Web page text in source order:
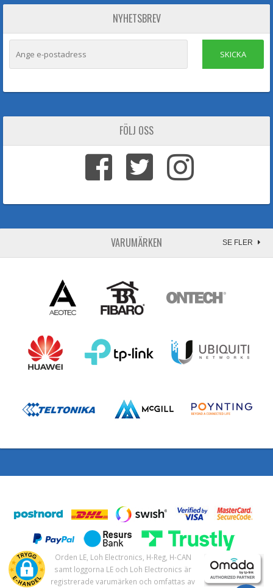
NYHETSBREV
SKICKA
FÖLJ OSS
VARUMÄRKEN SE FLER
Orden LE, Loh Electronics, H-Reg, H-CAN
samt loggorna LE och Loh Electronics är
registrerade varumärken och omfattas av